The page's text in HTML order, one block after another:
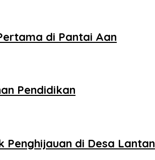
di Pantai Aan
Pendidikan
Penghijauan di Desa Lantan